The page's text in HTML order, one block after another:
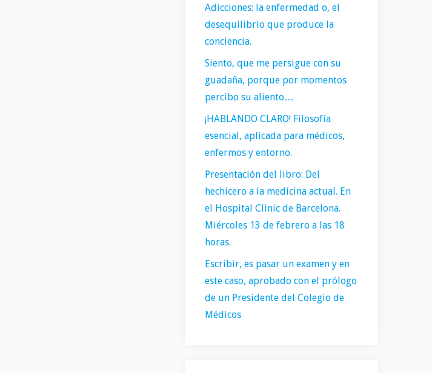
Adicciones: la enfermedad o, el
desequilibrio que produce la
conciencia.
Siento, que me persigue con su
guadaña, porque por momentos
percibo su aliento…
¡HABLANDO CLARO! Filosofía
esencial, aplicada para médicos,
enfermos y entorno.
Presentación del libro: Del
hechicero a la medicina actual. En
el Hospital Clinic de Barcelona.
Miércoles 13 de febrero a las 18
horas.
Escribir, es pasar un examen y en
este caso, aprobado con el prólogo
de un Presidente del Colegio de
Médicos